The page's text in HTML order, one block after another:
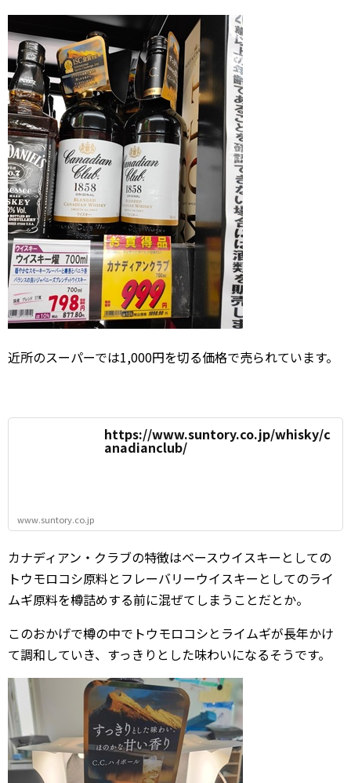
近所のスーパーでは1,000円を切る価格で売られています。
https://www.suntory.co.jp/whisky/c
anadianclub/
www.suntory.co.jp
カナディアン・クラブの特徴はベースウイスキーとしての
トウモロコシ原料とフレーバリーウイスキーとしてのライ
ムギ原料を樽詰めする前に混ぜてしまうことだとか。
このおかげで樽の中でトウモロコシとライムギが長年かけ
て調和していき、すっきりとした味わいになるそうです。